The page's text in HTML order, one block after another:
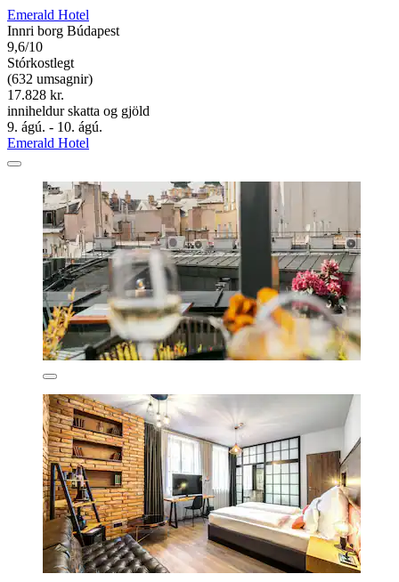
Emerald Hotel
Innri borg Búdapest
9,6/10
Stórkostlegt
(632 umsagnir)
17.828 kr.
inniheldur skatta og gjöld
9. ágú. - 10. ágú.
Emerald Hotel